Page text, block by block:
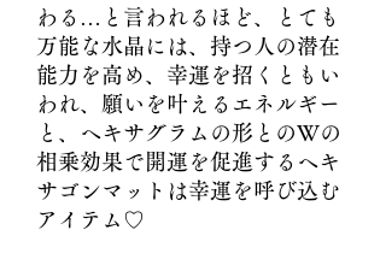
わる…と言われるほど、とても
万能な水晶には、持つ人の潜在
能力を高め、幸運を招くともい
われ、願いを叶えるエネルギー
と、ヘキサグラムの形とのWの
相乗効果で開運を促進するヘキ
サゴンマットは幸運を呼び込む
アイテム♡